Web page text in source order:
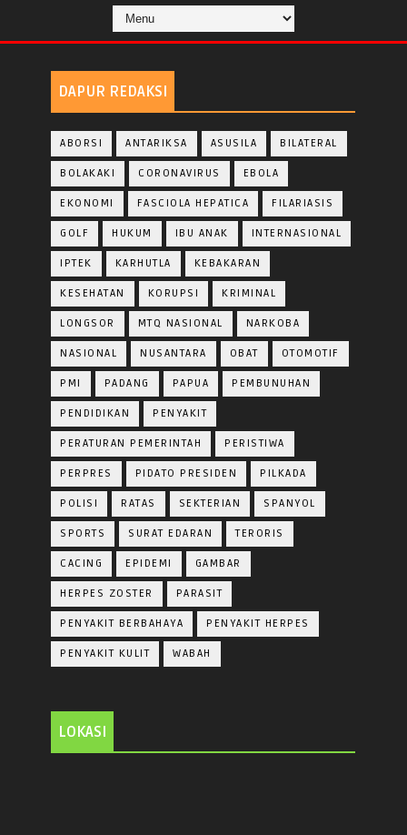
DAPUR REDAKSI
ABORSI ANTARIKSA ASUSILA BILATERAL
BOLAKAKI CORONAVIRUS EBOLA
EKONOMI FASCIOLA HEPATICA FILARIASIS
GOLF HUKUM IBU ANAK INTERNASIONAL
IPTEK KARHUTLA KEBAKARAN
KESEHATAN KORUPSI KRIMINAL
LONGSOR MTQ NASIONAL NARKOBA
NASIONAL NUSANTARA OBAT OTOMOTIF
PMI PADANG PAPUA PEMBUNUHAN
PENDIDIKAN PENYAKIT
PERATURAN PEMERINTAH PERISTIWA
PERPRES PIDATO PRESIDEN PILKADA
POLISI RATAS SEKTERIAN SPANYOL
SPORTS SURAT EDARAN TERORIS
CACING EPIDEMI GAMBAR
HERPES ZOSTER PARASIT
PENYAKIT BERBAHAYA PENYAKIT HERPES
PENYAKIT KULIT WABAH
LOKASI